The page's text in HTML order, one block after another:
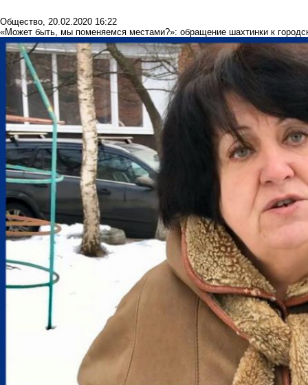
Общество, 20.02.2020 16:22
«Может быть, мы поменяемся местами?»: обращение шахтинки к